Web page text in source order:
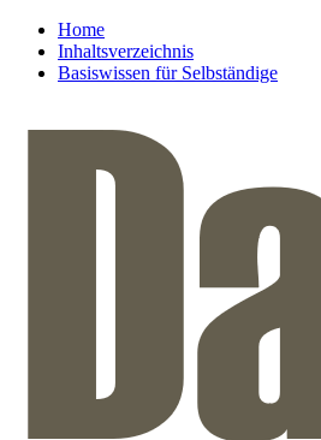
Home
Inhaltsverzeichnis
Basiswissen für Selbständige